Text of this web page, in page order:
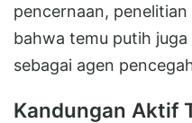
pencernaan,
bahwa temu putih
sebagai agen
Kandungan Aktif